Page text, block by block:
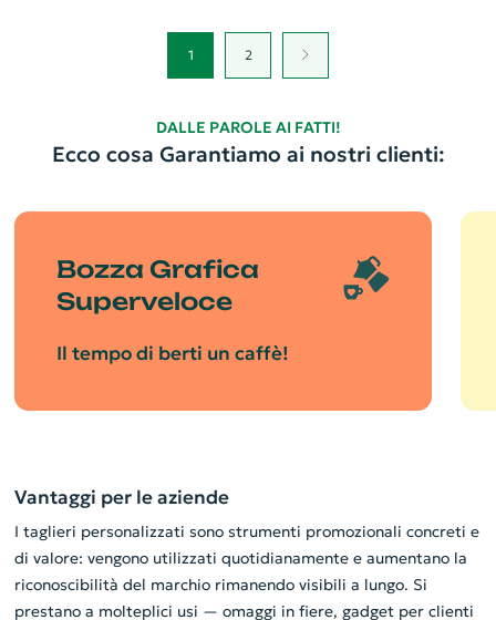
1 2
DALLE PAROLE AI FATTI!
Ecco cosa Garantiamo ai nostri clienti:
Bozza Grafica
Superveloce
Il tempo di berti un caffè!
Vantaggi per le aziende
I taglieri personalizzati sono strumenti promozionali concreti e
di valore: vengono utilizzati quotidianamente e aumentano la
riconoscibilità del marchio rimanendo visibili a lungo. Si
prestano a molteplici usi — omaggi in fiere, gadget per clienti